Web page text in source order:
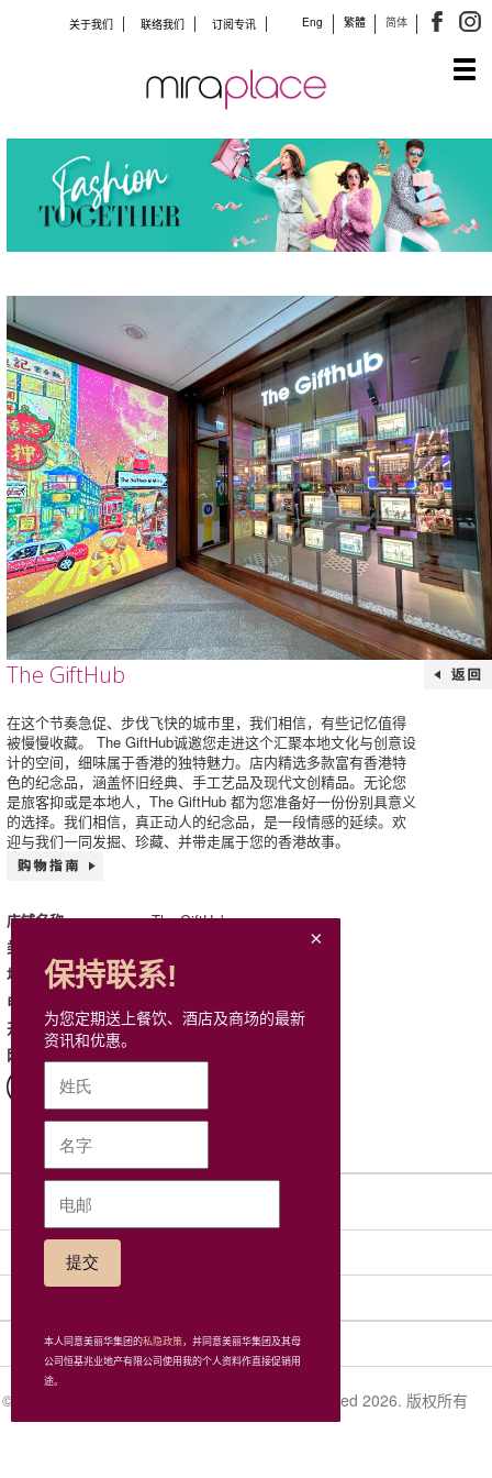
Eng 繁體 简体
关于我们 联络我们 订阅专讯
The GiftHub
在这个节奏急促、步伐飞快的城市里，我们相信，有些记忆值得
被慢慢收藏。 The GiftHub诚邀您走进这个汇聚本地文化与创意设
计的空间，细味属于香港的独特魅力。店内精选多款富有香港特
色的纪念品，涵盖怀旧经典、手工艺品及现代文创精品。无论您
是旅客抑或是本地人，The GiftHub 都为您准备好一份份别具意义
的选择。我们相信，真正动人的纪念品，是一段情感的延续。欢
迎与我们一同发掘、珍藏、并带走属于您的香港故事。
店铺名称 The GiftHub
类别
地址 G66, G, Mira Place 2
电话
开放时间 星期一至日: 11:00 - 22:00
网站
相关连接
保持联系!
为您定期送上餐饮、酒店及商场的最新
资讯和优惠。
本人同意美丽华集团的私隐政策，并同意美丽华集团及其母
公司恒基兆业地产有限公司使用我的个人资料作直接促销用
途。
© Miramar Hotel and Investment Company, Limited 2026. 版权所有